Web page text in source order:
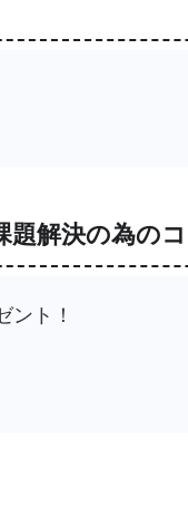
解決の為の
ト！